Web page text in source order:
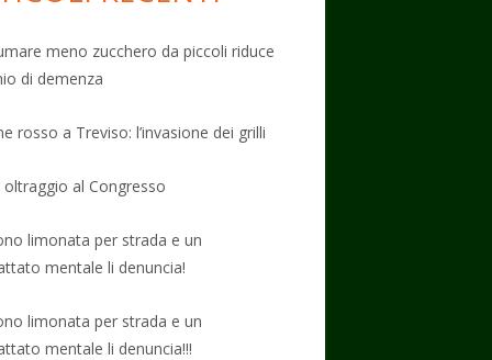
meno zucchero da piccoli riduce
di demenza
rosso a Treviso: l’invasione dei grilli
oltraggio al Congresso
limonata per strada e un
mentale li denuncia!
limonata per strada e un
mentale li denuncia!!!